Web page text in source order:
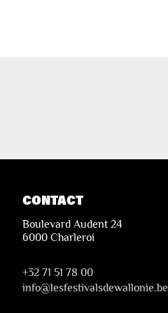
CONTACT
Boulevard Audent 24
6000 Charleroi
+32 71 51 78 00
info@lesfestivalsdewallonie.be